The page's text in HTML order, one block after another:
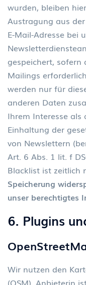
wurden, bleiben
Austragung aus
E-Mail-Adresse bei
gespeichert,
Mailings
werden nur für
anderen Daten
Ihrem Interesse als
Einhaltung der
von Newslettern
Art. 6 Abs. 1 lit. f
Blacklist ist zeitlich
Speicherung
unser berechtigtes
6. Plugins
Wir nutzen den
(OSM). Anbieterin